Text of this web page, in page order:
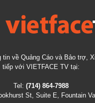
tin về Quảng Cáo và Bảo trợ,
tiếp với VIETFACE TV tại:
Tel: (714) 864-7988
St, Suite E, Fountain